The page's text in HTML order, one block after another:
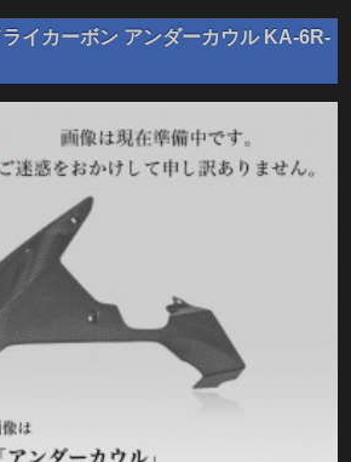
イカーボン アンダーカウル KA-6R-